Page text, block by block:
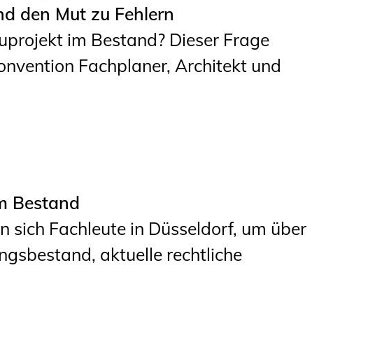
den Mut zu Fehlern
im Bestand? Dieser Frage
Fachplaner, Architekt und
Bestand
sich Fachleute in Düsseldorf, um über
aktuelle rechtliche